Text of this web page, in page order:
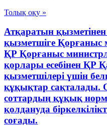
Толық оқу »
Атқаратын
қызметшіге Қорғаныс
ҚР Қорғаныс
қорлары есебінен ҚР
қызметшілері үшін
құқықтар сақталады.
соттардың құқық
қолдануда
соғады.